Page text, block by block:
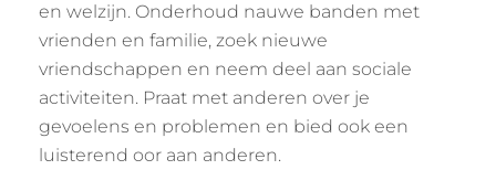
en welzijn. Onderhoud nauwe banden met
vrienden en familie, zoek nieuwe
vriendschappen en neem deel aan sociale
activiteiten. Praat met anderen over je
gevoelens en problemen en bied ook een
luisterend oor aan anderen.